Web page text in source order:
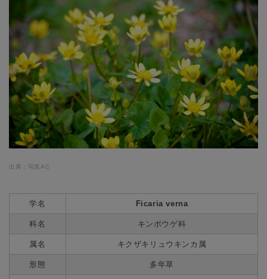
出典：写真AC
学名 Ficaria verna
科名 キンポウゲ科
属名 キクザキリュウキンカ属
形態 多年草